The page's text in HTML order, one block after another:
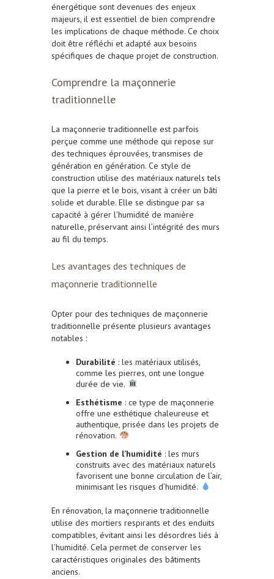
énergétique sont devenues des enjeux
majeurs, il est essentiel de bien comprendre
les implications de chaque méthode. Ce choix
doit être réfléchi et adapté aux besoins
spécifiques de chaque projet de construction.
Comprendre la maçonnerie
traditionnelle
La maçonnerie traditionnelle est parfois
perçue comme une méthode qui repose sur
des techniques éprouvées, transmises de
génération en génération. Ce style de
construction utilise des matériaux naturels tels
que la pierre et le bois, visant à créer un bâti
solide et durable. Elle se distingue par sa
capacité à gérer l’humidité de manière
naturelle, préservant ainsi l’intégrité des murs
au fil du temps.
Les avantages des techniques de
maçonnerie traditionnelle
Opter pour des techniques de maçonnerie
traditionnelle présente plusieurs avantages
notables :
Durabilité : les matériaux utilisés,
comme les pierres, ont une longue
durée de vie.
Esthétisme : ce type de maçonnerie
offre une esthétique chaleureuse et
authentique, prisée dans les projets de
rénovation.
Gestion de l’humidité : les murs
construits avec des matériaux naturels
favorisent une bonne circulation de l’air,
minimisant les risques d’humidité.
En rénovation, la maçonnerie traditionnelle
utilise des mortiers respirants et des enduits
compatibles, évitant ainsi les désordres liés à
l’humidité. Cela permet de conserver les
caractéristiques originales des bâtiments
anciens.